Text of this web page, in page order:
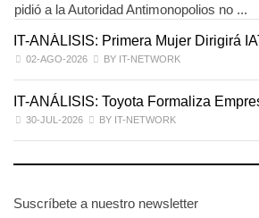
pidió a la Autoridad Antimonopolios no ...
IT-ANÁLISIS: Primera Mujer Dirigirá
02-AGO-2026 BY IT-NETWORK
IT-ANÁLISIS: Toyota Formaliza
30-JUL-2026 BY IT-NETWORK
Suscríbete a nuestro newsletter